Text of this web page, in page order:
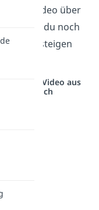
unser Video über
an, falls du noch
einsteigen
Hier ein Video aus
Bereich